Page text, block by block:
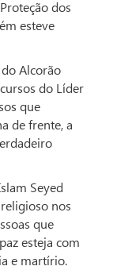
dos
esteve
Alcorão
do Líder
que
de frente, a
Seyed
nos
que
esteja com
e martírio.